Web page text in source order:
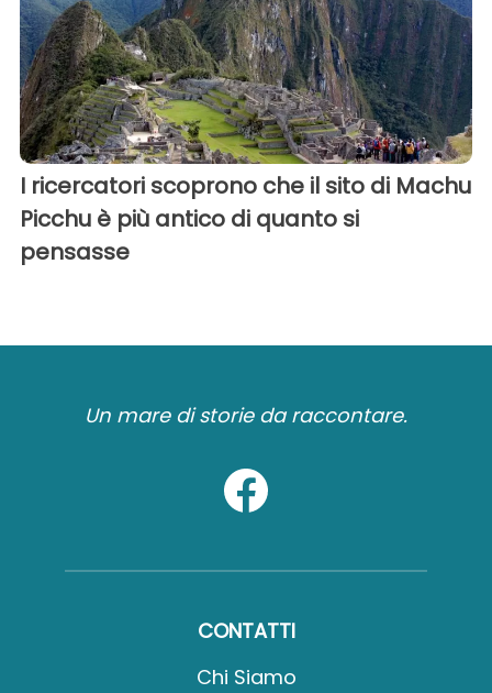
I ricercatori scoprono che il sito di Machu
Picchu è più antico di quanto si
pensasse
Un mare di storie da raccontare.
CONTATTI
Chi Siamo